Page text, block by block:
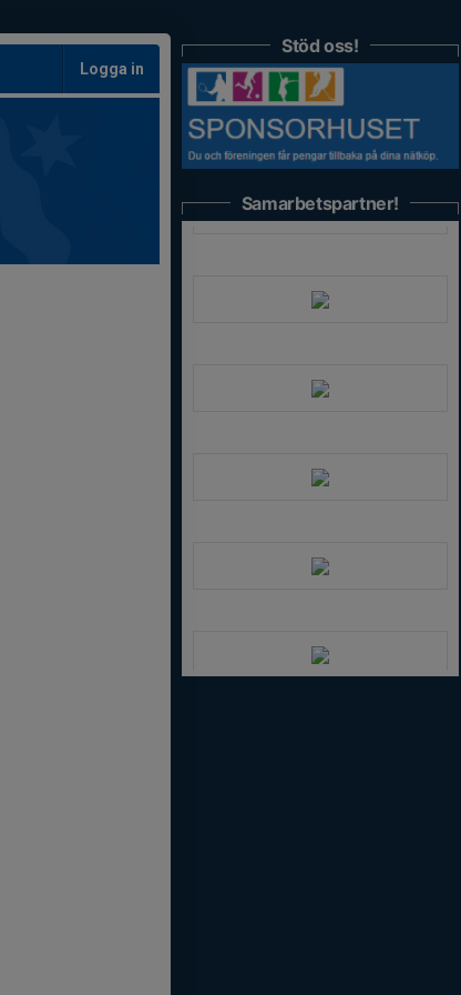
Logga in
Stöd oss!
Samarbetspartner!